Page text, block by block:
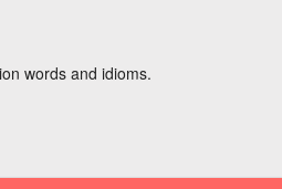
words and idioms.